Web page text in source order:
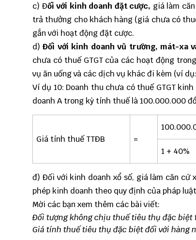
c) Đối với kinh doanh đặt cược, giá làm
trả thưởng cho khách hàng (giá chưa có
gắn với hoạt động đặt cược.
d)Đối với kinh doanh vũ trường, mát-xa
chưa có thuế GTGT của các hoạt động
vụ ăn uống và các dịch vụ khác đi kèm (ví
Ví dụ 10: Doanh thu chưa có thuế GTGT
doanh A trong kỳ tính thuế là 100.000.000
Giá tính thuế TTĐB =
1 + 40%
đ) Đối với kinh doanh xổ số, giá làm căn cứ
phép kinh doanh theo quy định của pháp
Mời các bạn xem thêm các bài viết:
Đối tượng không chịu thuế tiêu thụ đặc biệt
Giá tính thuế tiêu thụ đặc biệt đối với hàng